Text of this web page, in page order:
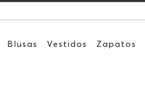
Blusas Vestidos Zapatos